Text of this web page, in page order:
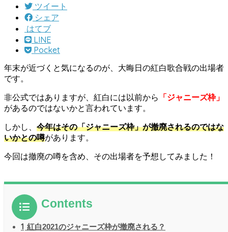
ツイート
シェア
はてブ
LINE
Pocket
年末が近づくと気になるのが、大晦日の紅白歌合戦の出場者
です。
非公式ではありますが、紅白には以前から
「ジャニーズ枠」
があるのではないかと言われています。
しかし、 今年はその「ジャニーズ枠」が撤廃されるのではな
いかとの噂があります。
今回は撤廃の噂を含め、その出場者を予想してみました！
Contents
1 紅白2021のジャニーズ枠が撤廃される？